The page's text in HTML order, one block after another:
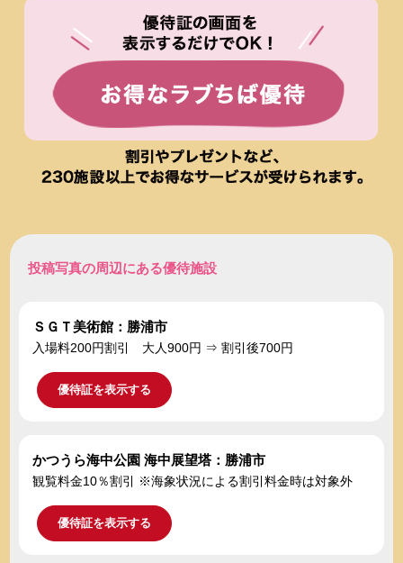
投稿写真の周辺にある優待施設
ＳＧＴ美術館：勝浦市
入場料200円割引 大人900円 ⇒ 割引後700円
優待証を表示する
かつうら海中公園 海中展望塔：勝浦市
観覧料金10％割引 ※海象状況による割引料金時は対象外
優待証を表示する